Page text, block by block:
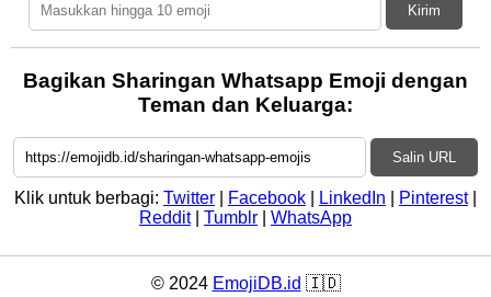
Kirim
Bagikan Sharingan Whatsapp Emoji dengan
Teman dan Keluarga:
Salin URL
Klik untuk berbagi: Twitter Facebook LinkedIn Pinterest|
Reddit| Tumblr WhatsApp
© 2024 EmojiDB.id 🇮🇩